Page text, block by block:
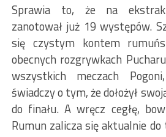
Sprawia to, że na
zanotował już 19 występów.
się czystym kontem
obecnych rozgrywkach
wszystkich meczach
świadczy o tym, że dołożył
do finału. A wręcz cegłę,
Rumun zalicza się aktualnie